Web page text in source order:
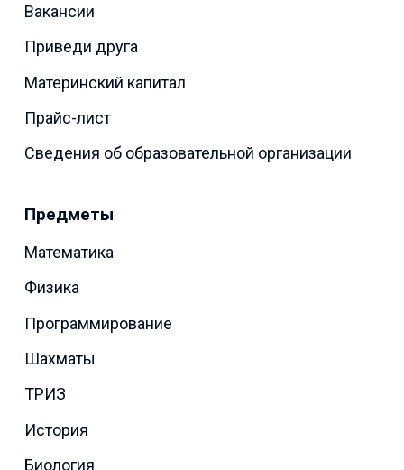
Вакансии
Приведи друга
Материнский капитал
Прайс-лист
Сведения об образовательной организации
Предметы
Математика
Физика
Программирование
Шахматы
ТРИЗ
История
Биология